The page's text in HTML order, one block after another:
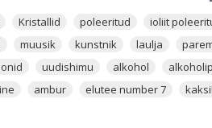
neile, kes soovivad avastada enda
kõike seda, mis mulle sünnist kaasa
kristall
ja kunstnike kristall, mida hoitakse
Kristallid poleeritud ioliit
muusik kunstnik laulja
uudishimu alkohol
ambur elutee number 7